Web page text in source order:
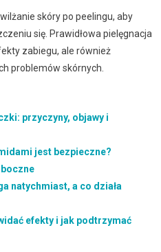
skóry po peelingu, aby
się. Prawidłowa pielęgnacja
zabiegu, ale również
problemów skórnych.
przyczyny, objawy i
jest bezpieczne?
natychmiast, a co działa
efekty i jak podtrzymać